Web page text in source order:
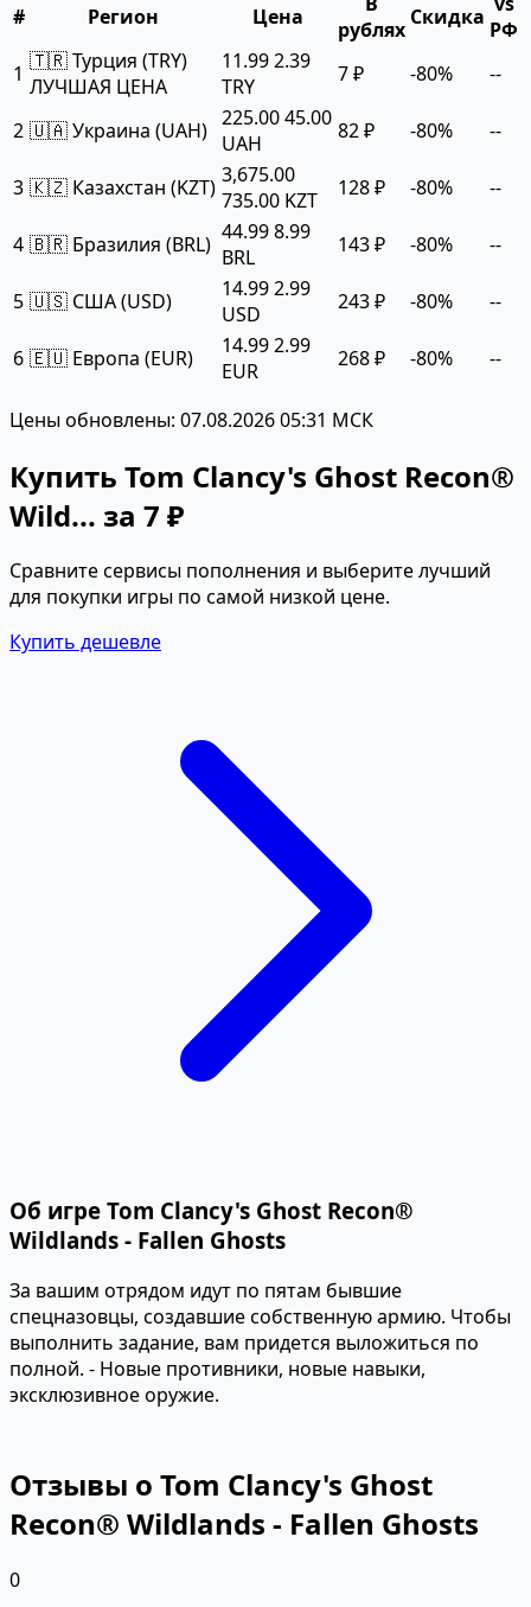
# Регион Цена
рублях Скидка РФ
1 🇹🇷 Турция (TRY)
ЛУЧШАЯ ЦЕНА
11.992.39
TRY
7 ₽ -80% --
2 🇺🇦 Украина (UAH) 225.0045.00
UAH
82 ₽ -80% --
3 🇰🇿 Казахстан (KZT) 3,675.00
735.00 KZT
128 ₽ -80% --
4 🇧🇷 Бразилия (BRL) 44.998.99
BRL
143 ₽ -80% --
5 🇺🇸 США (USD) 14.992.99
USD
243 ₽ -80% --
6 🇪🇺 Европа (EUR) 14.992.99
EUR
268 ₽ -80% --
Цены обновлены: 07.08.2026 05:31 МСК
Купить Tom Clancy's Ghost Recon®
Wild... за 7 ₽
Сравните сервисы пополнения и выберите лучший
для покупки игры по самой низкой цене.
Купить дешевле
Об игре Tom Clancy's Ghost Recon®
Wildlands - Fallen Ghosts
За вашим отрядом идут по пятам бывшие
спецназовцы, создавшие собственную армию. Чтобы
выполнить задание, вам придется выложиться по
полной. - Новые противники, новые навыки,
эксклюзивное оружие.
Отзывы о Tom Clancy's Ghost
Recon® Wildlands - Fallen Ghosts
0